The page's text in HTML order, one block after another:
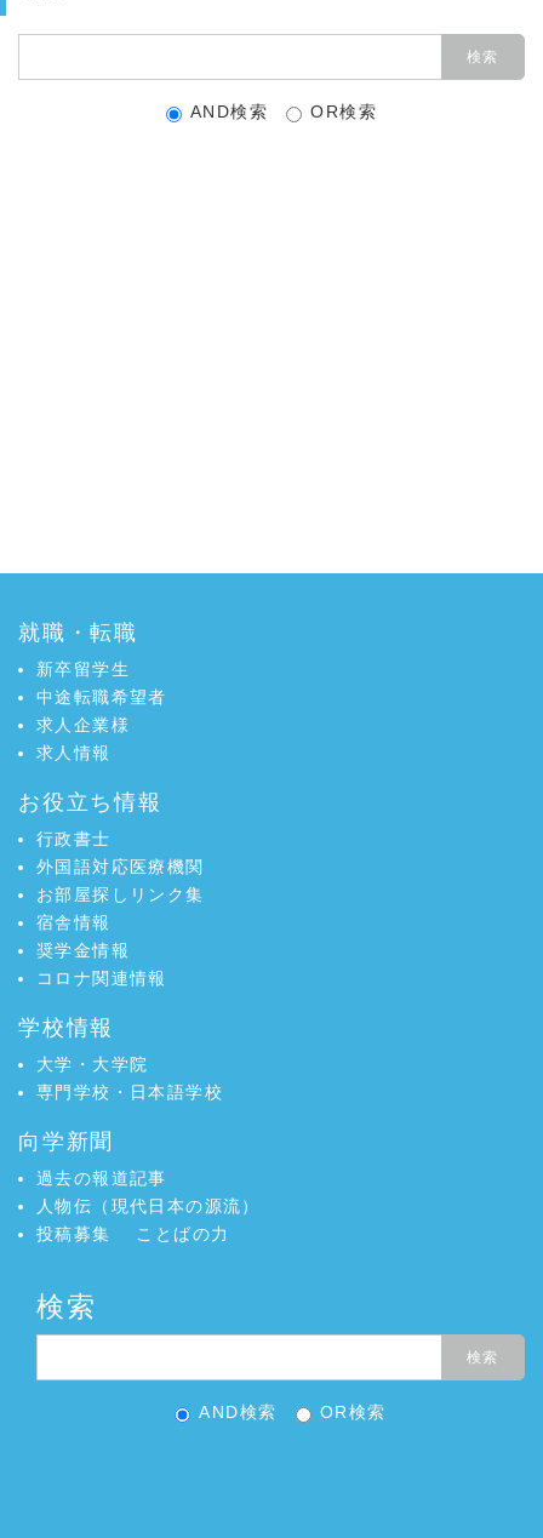
AND検索 OR検索
就職・転職
新卒留学生
中途転職希望者
求人企業様
求人情報
お役立ち情報
行政書士
外国語対応医療機関
お部屋探しリンク集
宿舎情報
奨学金情報
コロナ関連情報
学校情報
大学・大学院
専門学校・日本語学校
向学新聞
過去の報道記事
人物伝（現代日本の源流）
投稿募集
ことばの力
検索
AND検索 OR検索